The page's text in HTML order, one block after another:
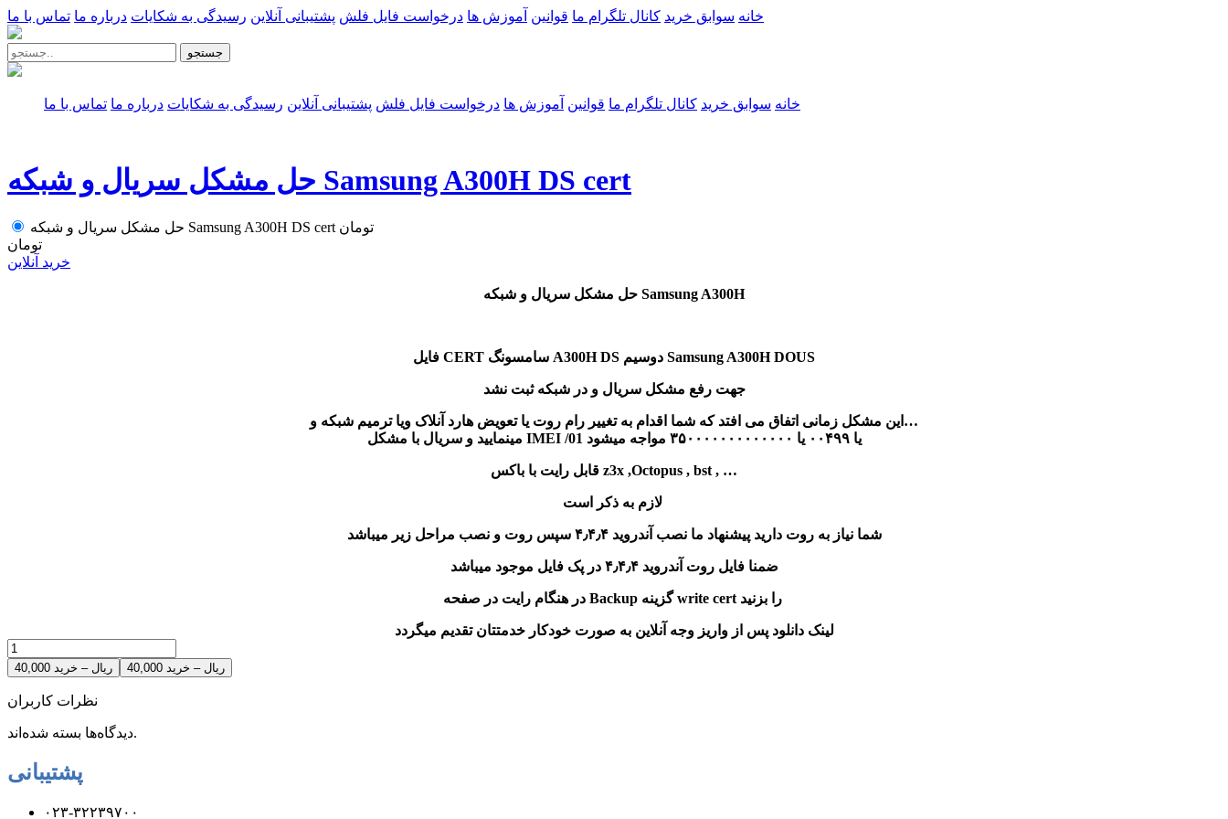
خانه سوابق خرید کانال تلگرام ما قوانین آموزش ها درخواست فایل فلش پشتیبانی آنلاین رسیدگی به شکایات درباره ما تماس با ما
جستجو
خانه سوابق خرید کانال تلگرام ما قوانین آموزش ها درخواست فایل فلش پشتیبانی آنلاین رسیدگی به شکایات درباره ما تماس با ما
حل مشکل سریال و شبکه Samsung A300H DS cert
حل مشکل سریال و شبکه Samsung A300H DS cert تومان
تومان
خرید آنلاین
حل مشکل سریال و شبکه Samsung A300H
فایل CERT سامسونگ A300H DS دوسیم Samsung A300H DOUS
جهت رفع مشکل سریال و در شبکه ثبت نشد
این مشکل زمانی اتفاق می افتد که شما اقدام به تغییر رام روت یا تعویض هارد آنلاک ویا ترمیم شبکه و…
مینمایید و سریال با مشکل IMEI /01 یا ۰۰۴۹۹ یا ۳۵۰۰۰۰۰۰۰۰۰۰۰۰۰ مواجه میشود
قابل رایت با باکس z3x ,Octopus , bst , …
لازم به ذکر است
شما نیاز به روت دارید پیشنهاد ما نصب آندروید ۴٫۴٫۴ سپس روت و نصب مراحل زیر میباشد
ضمنا فایل روت آندروید ۴٫۴٫۴ در پک فایل موجود میباشد
در هنگام رایت در صفحه Backup گزینه write cert را بزنید
لینک دانلود پس از واریز وجه آنلاین به صورت خودکار خدمتتان تقدیم میگردد
40,000 ریال – خرید
نظرات کاربران
دیدگاه‌ها بسته شده‌اند.
پشتیبانی
۰۲۳-۳۲۲۳۹۷۰۰